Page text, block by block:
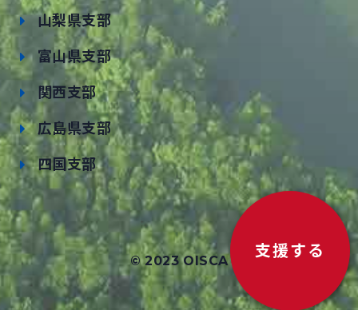
支援する
山梨県支部
富山県支部
関西支部
広島県支部
四国支部
© 2023 OISCA